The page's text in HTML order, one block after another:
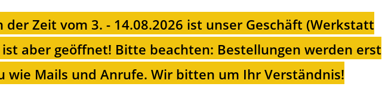
Zeit vom 3. - 14.08.2026 ist unser Geschäft (Werkstatt
aber geöffnet! Bitte beachten: Bestellungen werden erst
wie Mails und Anrufe. Wir bitten um Ihr Verständnis!